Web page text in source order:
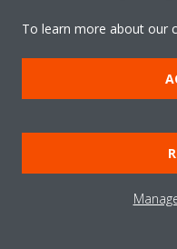
Corporate ethics
To learn more about our